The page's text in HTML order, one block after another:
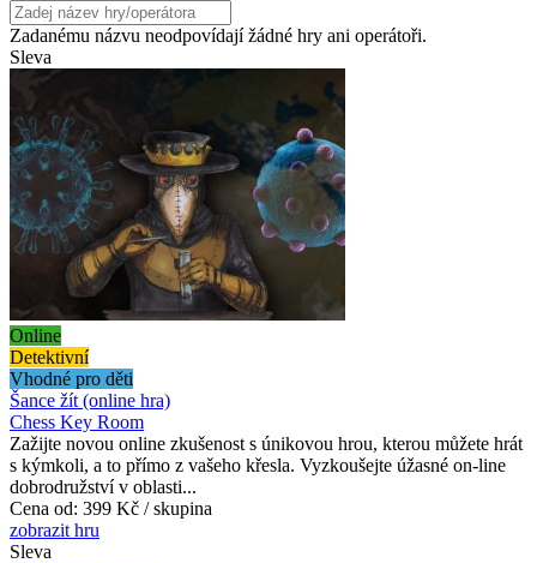
Zadanému názvu neodpovídají žádné hry ani operátoři.
Sleva
Online
Detektivní
Vhodné pro děti
Šance žít (online hra)
Chess Key Room
Zažijte novou online zkušenost s únikovou hrou, kterou můžete hrát
s kýmkoli, a to přímo z vašeho křesla. Vyzkoušejte úžasné on-line
dobrodružství v oblasti...
Cena od: 399 Kč / skupina
zobrazit hru
Sleva